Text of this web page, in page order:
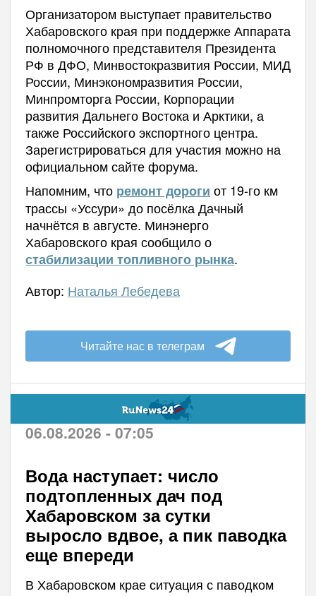
Организатором выступает правительство
Хабаровского края при поддержке Аппарата
полномочного представителя Президента
РФ в ДФО, Минвостокразвития России, МИД
России, Минэкономразвития России,
Минпромторга России, Корпорации
развития Дальнего Востока и Арктики, а
также Российского экспортного центра.
Зарегистрироваться для участия можно на
официальном сайте форума.
Напомним, что ремонт дороги от 19-го км
трассы «Уссури» до посёлка Дачный
начнётся в августе. Минэнерго
Хабаровского края сообщило о
стабилизации топливного рынка.
Автор: Наталья Лебедева
Читайте нас в телеграм
06.08.2026 - 07:05
Вода наступает: число
подтопленных дач под
Хабаровском за сутки
выросло вдвое, а пик паводка
еще впереди
В Хабаровском крае ситуация с паводком